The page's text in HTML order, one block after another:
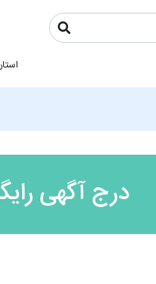
درج آگهی